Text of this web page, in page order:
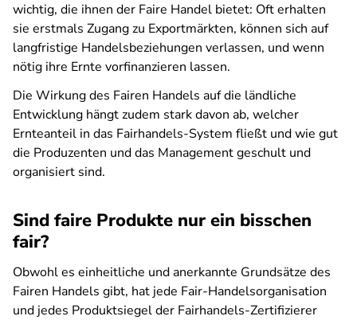
wichtig, die ihnen der Faire Handel bietet: Oft erhalten
sie erstmals Zugang zu Exportmärkten, können sich auf
langfristige Handelsbeziehungen verlassen, und wenn
nötig ihre Ernte vorfinanzieren lassen.
Die Wirkung des Fairen Handels auf die ländliche
Entwicklung hängt zudem stark davon ab, welcher
Ernteanteil in das Fairhandels-System fließt und wie gut
die Produzenten und das Management geschult und
organisiert sind.
Sind faire Produkte nur ein bisschen
fair?
Obwohl es einheitliche und anerkannte Grundsätze des
Fairen Handels gibt, hat jede Fair-Handelsorganisation
und jedes Produktsiegel der Fairhandels-Zertifizierer